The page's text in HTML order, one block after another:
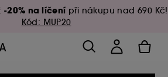
-20% na líčení při nákupu nad 690 Kč!
Kód: MUP20